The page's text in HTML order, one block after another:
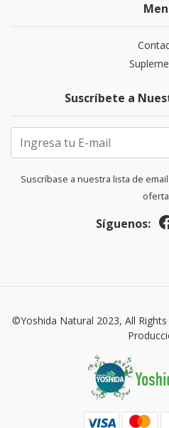
Suscríbete a
Suscríbase a nuestra lista de
Síguenos:
©Yoshida Natural 2023, All